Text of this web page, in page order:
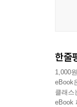
한줄
1,000
eBook
클래스
eBook